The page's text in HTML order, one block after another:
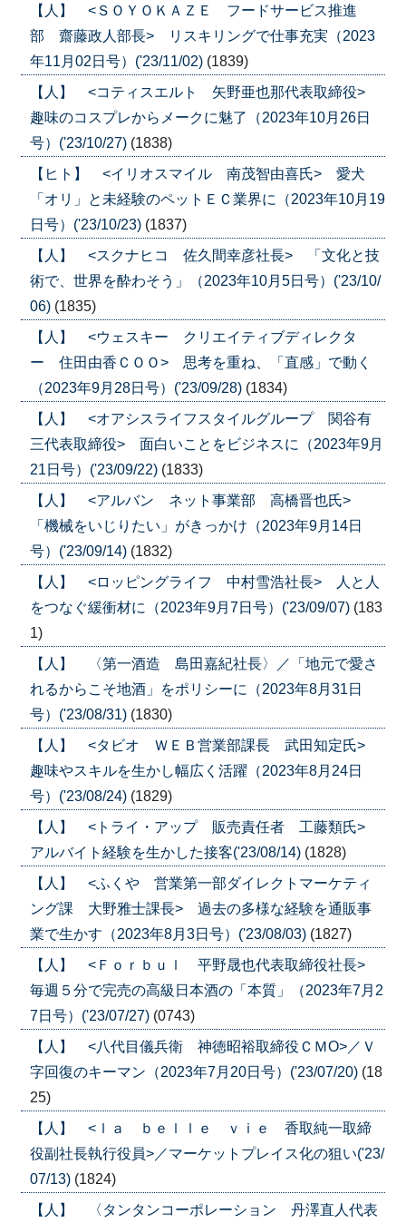
【人】 <ＳＯＹＯＫＡＺＥ フードサービス推進
部 齋藤政人部長> リスキリングで仕事充実（2023
年11月02日号）('23/11/02) (1839)
【人】 <コティスエルト 矢野亜也那代表取締役>
趣味のコスプレからメークに魅了（2023年10月26日
号）('23/10/27) (1838)
【ヒト】 <イリオスマイル 南茂智由喜氏> 愛犬
「オリ」と未経験のペットＥＣ業界に（2023年10月19
日号）('23/10/23) (1837)
【人】 <スクナヒコ 佐久間幸彦社長> 「文化と技
術で、世界を酔わそう」（2023年10月5日号）('23/10/
06) (1835)
【人】 <ウェスキー クリエイティブディレクタ
ー 住田由香ＣＯＯ> 思考を重ね、「直感」で動く
（2023年9月28日号）('23/09/28) (1834)
【人】 <オアシスライフスタイルグループ 関谷有
三代表取締役> 面白いことをビジネスに（2023年9月
21日号）('23/09/22) (1833)
【人】 <アルバン ネット事業部 高橋晋也氏>
「機械をいじりたい」がきっかけ（2023年9月14日
号）('23/09/14) (1832)
【人】 <ロッピングライフ 中村雪浩社長> 人と人
をつなぐ緩衝材に（2023年9月7日号）('23/09/07) (183
1)
【人】 〈第一酒造 島田嘉紀社長〉／「地元で愛さ
れるからこそ地酒」をポリシーに（2023年8月31日
号）('23/08/31) (1830)
【人】 <タビオ ＷＥＢ営業部課長 武田知定氏>
趣味やスキルを生かし幅広く活躍（2023年8月24日
号）('23/08/24) (1829)
【人】 <トライ・アップ 販売責任者 工藤類氏>
アルバイト経験を生かした接客('23/08/14) (1828)
【人】 <ふくや 営業第一部ダイレクトマーケティ
ング課 大野雅士課長> 過去の多様な経験を通販事
業で生かす（2023年8月3日号）('23/08/03) (1827)
【人】 <Ｆｏｒｂｕｌ 平野晟也代表取締役社長>
毎週５分で完売の高級日本酒の「本質」（2023年7月2
7日号）('23/07/27) (0743)
【人】 <八代目儀兵衛 神徳昭裕取締役ＣＭО>／Ｖ
字回復のキーマン（2023年7月20日号）('23/07/20) (18
25)
【人】 <ｌａ ｂｅｌｌｅ ｖｉｅ 香取純一取締
役副社長執行役員>／マーケットプレイス化の狙い('23/
07/13) (1824)
【人】 〈タンタンコーポレーション 丹澤直人代表